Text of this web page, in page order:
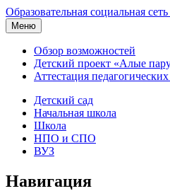
Образовательная социальная сеть
Меню
Обзор возможностей
Детский проект «Алые
Аттестация
Детский сад
Начальная школа
Школа
НПО и СПО
ВУЗ
Навигация